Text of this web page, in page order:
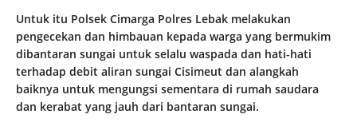
Untuk itu Polsek Cimarga Polres Lebak melakukan
pengecekan dan himbauan kepada warga yang bermukim
dibantaran sungai untuk selalu waspada dan hati-hati
terhadap debit aliran sungai Cisimeut dan alangkah
baiknya untuk mengungsi sementara di rumah saudara
dan kerabat yang jauh dari bantaran sungai.